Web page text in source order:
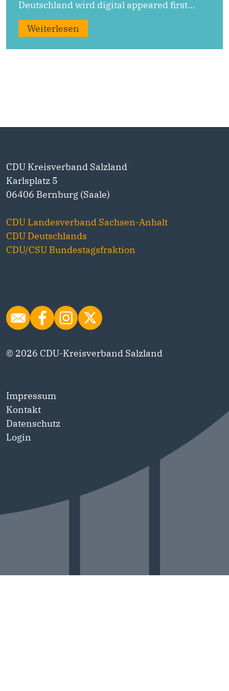
Deutschland wird digital appeared first…
Weiterlesen
CDU Kreisverband Salzland
Karlsplatz 5
06406 Bernburg (Saale)
CDU Landesverband Sachsen-Anhalt
CDU Deutschlands
CDU/CSU Bundestagsfraktion
© 2026 CDU-Kreisverband Salzland
Impressum
Kontakt
Datenschutz
Login